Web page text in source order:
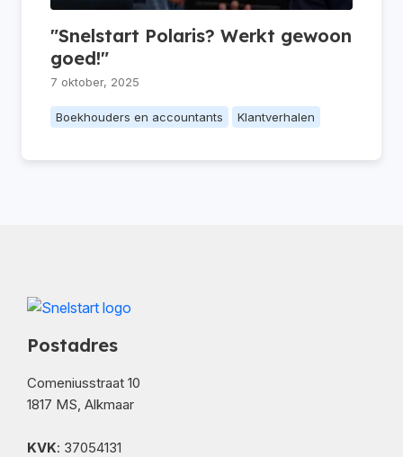
"Snelstart Polaris? Werkt gewoon
goed!"
7 oktober, 2025
Boekhouders en accountants Klantverhalen
Postadres
Comeniusstraat 10
1817 MS, Alkmaar
KVK: 37054131